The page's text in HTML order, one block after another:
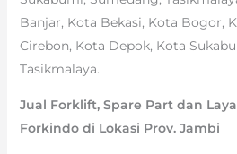
Banjar, Kota Bekasi, Kota Bogor,
Cirebon, Kota Depok, Kota
Tasikmalaya.
Jual Forklift, Spare Part dan
Forkindo di Lokasi Prov. Jambi